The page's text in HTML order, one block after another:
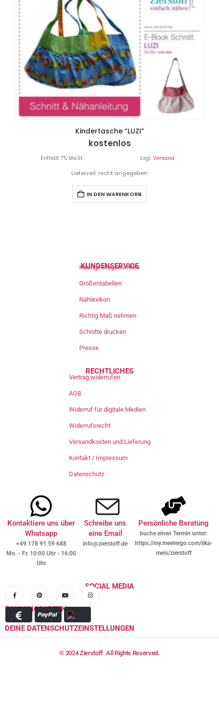
Kindertasche “LUZI”
kostenlos
Enthält 7% MwSt. zzgl. Versand
Lieferzeit: nicht angegeben
IN DEN WARENKORB
KUNDENSERVICE
Häufige Fragen / Hilfe
Größentabellen
Nählexikon
Richtig Maß nehmen
Schnitte drucken
Presse
RECHTLICHES
Vertrag widerrufen
AGB
Widerruf für digitale Medien
Widerrufsrecht
Versandkosten und Lieferung
Kontakt / Impressum
Datenschutz
Kontaktiere uns über
Whatsapp
+49 178 91 59 688
Mo. - Fr. 10:00 Uhr - 16:00
Uhr
Schreibe uns
eine Email
info@zierstoff.de
Persönliche Beratung
buche einen Termin unter:
https://my.meetergo.com/ilka-
meis/zierstoff
SOCIAL MEDIA
ZAHLUNGSARTEN
DEINE DATENSCHUTZEINSTELLUNGEN
© 2024 Zierstoff. All Rights Reserved.